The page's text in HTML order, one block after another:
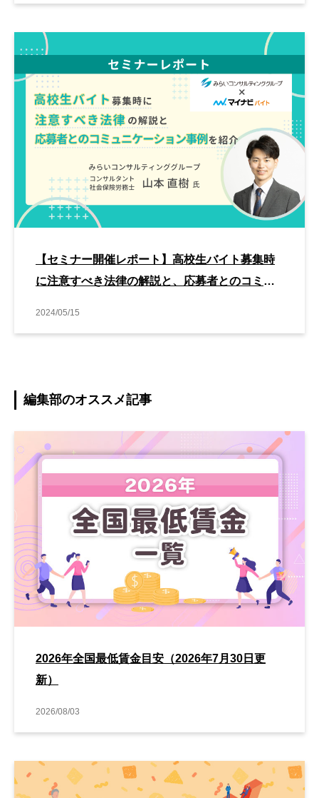
【セミナー開催レポート】高校生バイト募集時
に注意すべき法律の解説と、応募者とのコミュ
2024/05/15
編集部のオススメ記事
2026年全国最低賃金目安（2026年7月30日更
新）
2026/08/03